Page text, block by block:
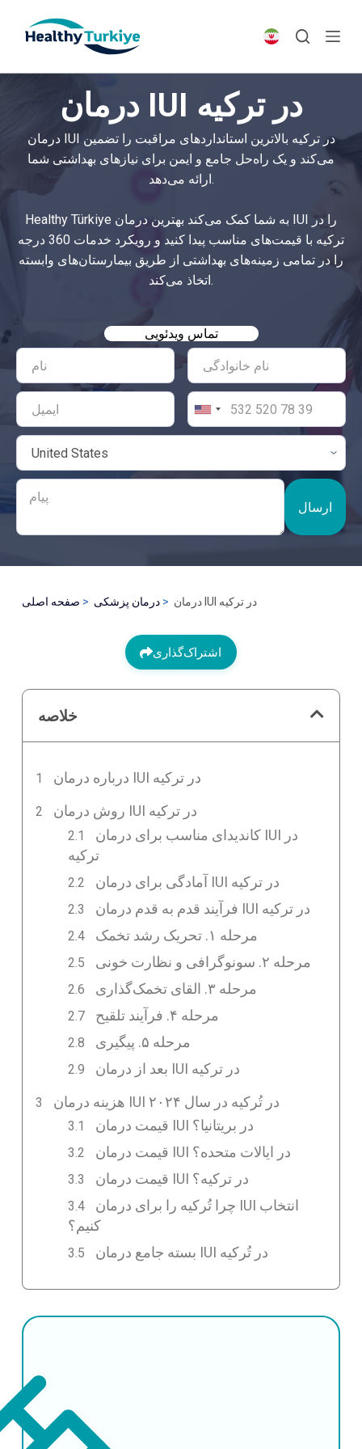
p
n
t
درمان IUI در ترکیه
درمان IUI در ترکیه بالاترین استانداردهای مراقبت را تضمین
می‌کند و یک راه‌حل جامع و ایمن برای نیازهای بهداشتی شما
ارائه می‌دهد.
Healthy Türkiye به شما کمک می‌کند بهترین درمان IUI را در
ترکیه با قیمت‌های مناسب پیدا کنید و رویکرد خدمات 360 درجه
را در تمامی زمینه‌های بهداشتی از طریق بیمارستان‌های وابسته
اتخاذ می‌کند.
تماس ویدئویی
ارسال
صفحه اصلی درمان پزشکی درمان IUI در ترکیه
اشتراک‌گذاری
خلاصه
درباره درمان IUI در ترکیه
روش درمان IUI در ترکیه
کاندیدای مناسب برای درمان IUI در
ترکیه
آمادگی برای درمان IUI در ترکیه
فرآیند قدم به قدم درمان IUI در ترکیه
مرحله ۱. تحریک رشد تخمک
مرحله ۲. سونوگرافی و نظارت خونی
مرحله ۳. القای تخمک‌گذاری
مرحله ۴. فرآیند تلقیح
مرحله ۵. پیگیری
بعد از درمان IUI در ترکیه
هزینه درمان IUI در تُرکیه در سال ۲۰۲۴
قیمت درمان IUI در بریتانیا؟
قیمت درمان IUI در ایالات متحده؟
قیمت درمان IUI در ترکیه؟
چرا تُرکیه را برای درمان IUI انتخاب
کنیم؟
بسته جامع درمان IUI در تُرکیه